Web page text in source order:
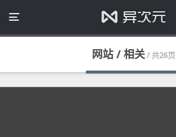
网站 / 相关/ 共26页